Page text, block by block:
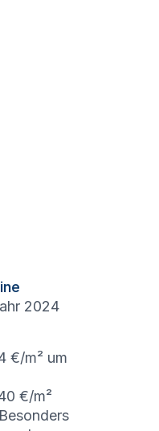
2024
€/m² um
€/m²